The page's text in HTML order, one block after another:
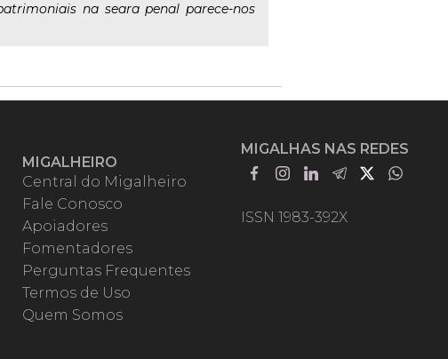
na seara penal parece-nos
MIGALHEIRO
Central do Migalheiro
Fale Conosco
Apoiadores
Fomentadores
Perguntas Frequentes
Termos de Uso
Quem Somos
MIGALHAS NAS REDES
ISSN 1983-392X